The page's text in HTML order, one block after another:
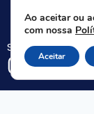
Siga-nos nas
Ao aceitar ou
com nossa
Aceitar